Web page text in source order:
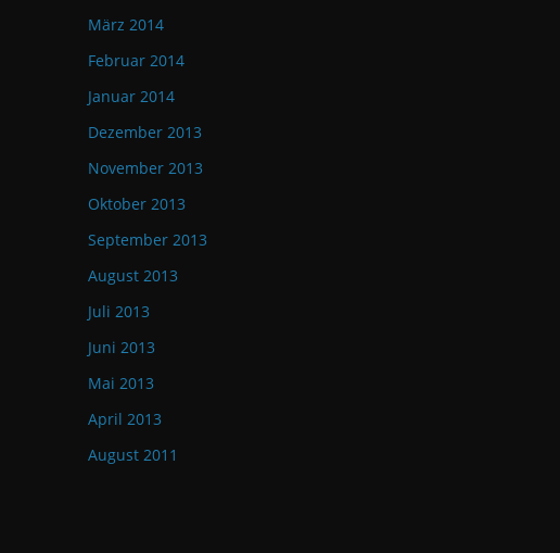
März 2014
Februar 2014
Januar 2014
Dezember 2013
November 2013
Oktober 2013
September 2013
August 2013
Juli 2013
Juni 2013
Mai 2013
April 2013
August 2011